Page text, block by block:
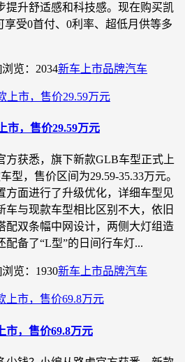
提升舒适感和科技感。现在购买凯
受0首付、0利率、超低月供等多
浏览：2034新车上市品牌汽车
市，售价29.59万元
方获悉，旗下新款GLB车型正式上
型，售价区间为29.59-35.33万元。
方面进行了升级优化，详细车型见
车与现款车型相比区别不大，依旧
配双条幅中网设计，两侧大灯组造
配备了“L型”的日间行车灯...
浏览：1930新车上市品牌汽车
市，售价69.8万元